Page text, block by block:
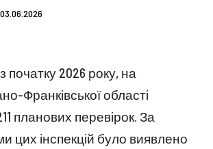
03.06.2026
2026 року, на
Франківської області
планових перевірок. За
цих інспекцій було виявлено